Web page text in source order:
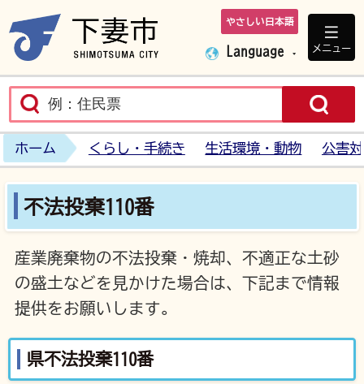
下妻市ホームペ
やさしい日本語
Language メニュー
ホーム くらし・手続き 生活環境・動物 公害
不法投棄110番
産業廃棄物の不法投棄・焼却、不適正な土砂
の盛土などを見かけた場合は、下記まで情報
提供をお願いします。
県不法投棄110番